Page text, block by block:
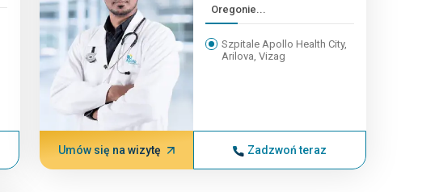
Oregonie...
Szpitale Apollo Health City,
Arilova, Vizag
Umów się na wizytę Zadzwoń teraz